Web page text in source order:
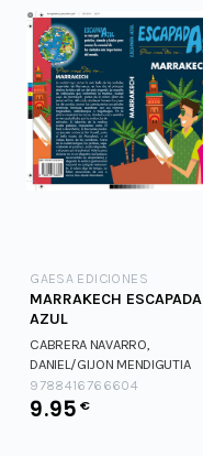
GAESA EDICIONES
MARRAKECH ESCAPADA
AZUL
CABRERA NAVARRO,
DANIEL/GIJON MENDIGUTIA
CABRERA NAVARRO,
DANIEL/GIJON MENDIGUTIA
9788416766604
9.95 €